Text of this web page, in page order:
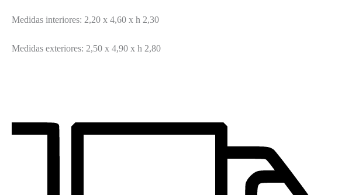
Medidas interiores: 2,20 x 4,60 x h 2,30
Medidas exteriores: 2,50 x 4,90 x h 2,80